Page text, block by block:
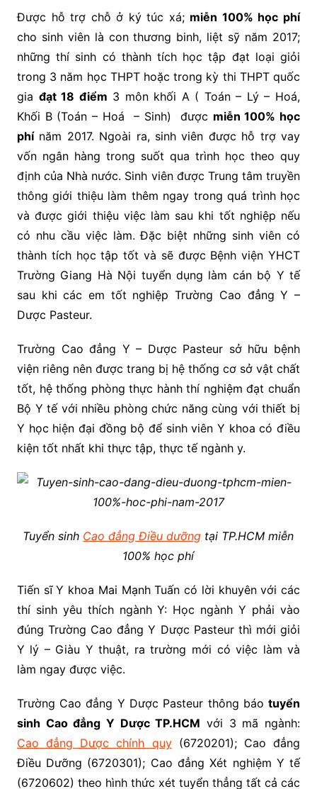
Được hỗ trợ chỗ ở ký túc xá; miễn 100% học phí
cho sinh viên là con thương binh, liệt sỹ năm 2017;
những thí sinh có thành tích học tập đạt loại giỏi
trong 3 năm học THPT hoặc trong kỳ thi THPT quốc
gia đạt 18 điểm 3 môn khối A ( Toán – Lý – Hoá,
Khối B (Toán – Hoá – Sinh) được miễn 100% học
phínăm 2017. Ngoài ra, sinh viên được hỗ trợ vay
vốn ngân hàng trong suốt qua trình học theo quy
định của Nhà nước. Sinh viên được Trung tâm truyền
thông giới thiệu làm thêm ngay trong quá trình học
và được giới thiệu việc làm sau khi tốt nghiệp nếu
có nhu cầu việc làm. Đặc biệt những sinh viên có
thành tích học tập tốt và sẽ được Bệnh viện YHCT
Trường Giang Hà Nội tuyển dụng làm cán bộ Y tế
sau khi các em tốt nghiệp Trường Cao đẳng Y –
Dược Pasteur.
Trường Cao đẳng Y – Dược Pasteur sở hữu bệnh
viện riêng nên được trang bị hệ thống cơ sở vật chất
tốt, hệ thống phòng thực hành thí nghiệm đạt chuẩn
Bộ Y tế với nhiều phòng chức năng cùng với thiết bị
Y học hiện đại đồng bộ để sinh viên Y khoa có điều
kiện tốt nhất khi thực tập, thực tế ngành y.
Tuyển sinh Cao đẳng Điều dưỡng tại TP.HCM miễn
100% học phí
Tiến sĩ Y khoa Mai Mạnh Tuấn có lời khuyên với các
thí sinh yêu thích ngành Y: Học ngành Y phải vào
đúng Trường Cao đẳng Y Dược Pasteur thì mới giỏi
Y lý – Giàu Y thuật, ra trường mới có việc làm và
làm ngay được việc.
Trường Cao đẳng Y Dược Pasteur thông báotuyển
sinh Cao đẳng Y Dược TP.HCM với 3 mã ngành:
Cao đẳng Dược chính quy(6720201); Cao đẳng
Điều Dưỡng (6720301); Cao đẳng Xét nghiệm Y tế
(6720602) theo hình thức xét tuyển thẳng tất cả các